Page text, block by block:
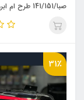
صبا/141/151 طرح ام ابرو قرمز
31٪